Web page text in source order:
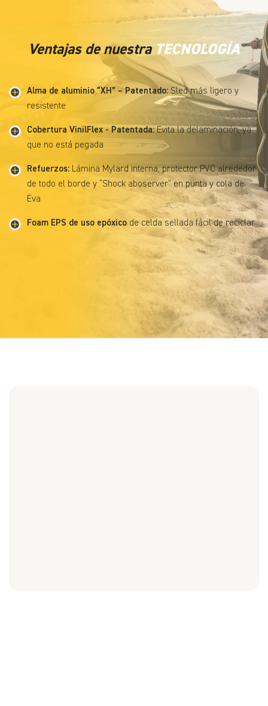
Ventajas de nuestra TECNOLOGÍA
Alma de aluminio “XH” – Patentado: Sled más ligero y
resistente
Cobertura VinilFlex - Patentada:Evita la delaminación, ya
que no está pegada
Refuerzos: Lámina Mylard interna, protector PVC alrededor
de todo el borde y “Shock aboserver” en punta y cola de
Eva
Foam EPS de uso epóxico de celda sellada fácil de reciclar